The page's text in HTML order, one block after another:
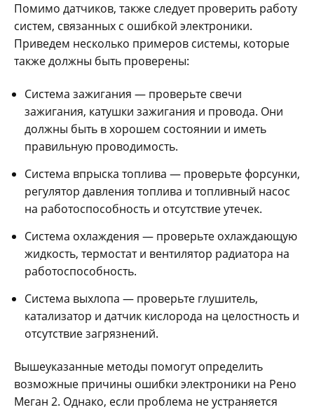
Помимо датчиков, также следует проверить работу
систем, связанных с ошибкой электроники.
Приведем несколько примеров системы, которые
также должны быть проверены:
Система зажигания — проверьте свечи
зажигания, катушки зажигания и провода. Они
должны быть в хорошем состоянии и иметь
правильную проводимость.
Система впрыска топлива — проверьте форсунки,
регулятор давления топлива и топливный насос
на работоспособность и отсутствие утечек.
Система охлаждения — проверьте охлаждающую
жидкость, термостат и вентилятор радиатора на
работоспособность.
Система выхлопа — проверьте глушитель,
катализатор и датчик кислорода на целостность и
отсутствие загрязнений.
Вышеуказанные методы помогут определить
возможные причины ошибки электроники на Рено
Меган 2. Однако, если проблема не устраняется